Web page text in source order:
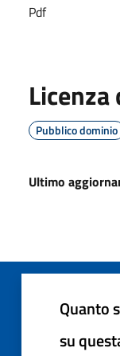
Pdf
Pubblico dominio
Ultimo
Quanto
su